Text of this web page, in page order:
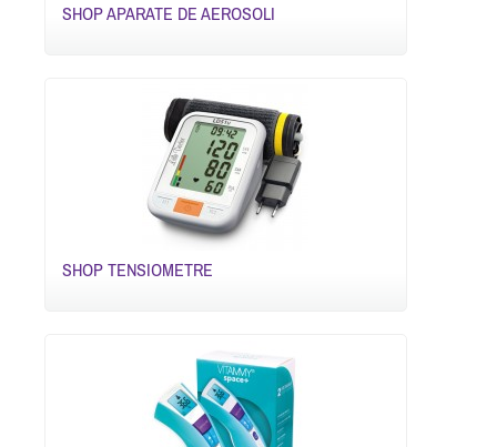
SHOP APARATE DE AEROSOLI
SHOP TENSIOMETRE